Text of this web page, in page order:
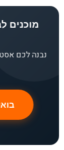
מוכנים
נבנה לכם